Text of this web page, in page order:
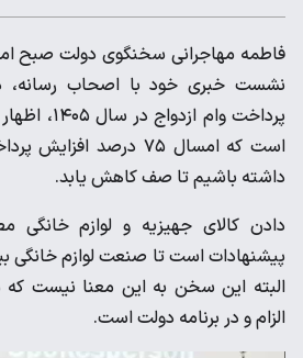
نشست خبری خود با اصحاب رسانه،
پرداخت وام
است که امسال ۷۵ درصد
داشته باشیم تا صف کاهش یابد.
دادن کالای جهیزیه و لوازم خانگی
پیشنهادات است تا صنعت لوازم
البته این سخن به این معنا نیست که
الزام و در برنامه دولت است.